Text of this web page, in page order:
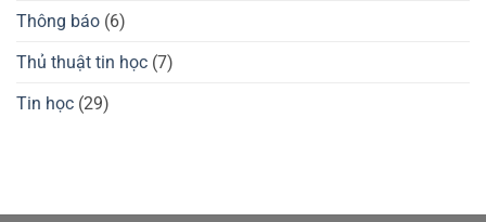
Thông báo (6)
Thủ thuật tin học (7)
Tin học (29)